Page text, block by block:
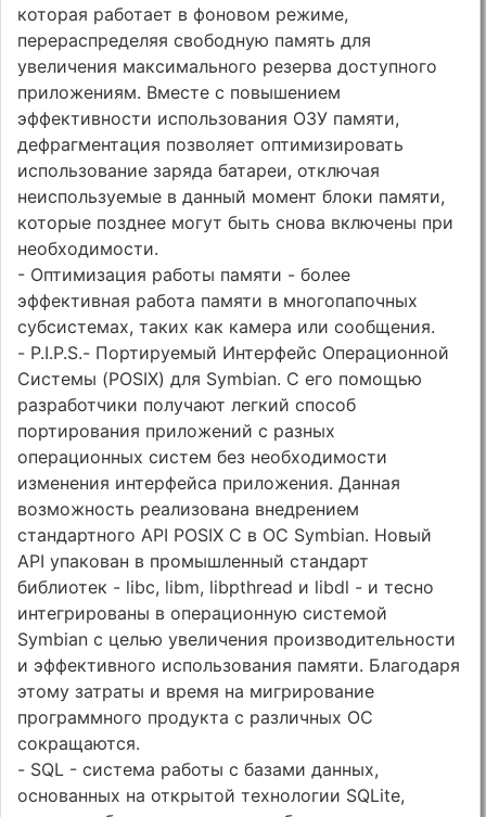
которая работает в фоновом режиме,
перераспределяя свободную память для
увеличения максимального резерва доступного
приложениям. Вместе с повышением
эффективности использования ОЗУ памяти,
дефрагментация позволяет оптимизировать
использование заряда батареи, отключая
неиспользуемые в данный момент блоки памяти,
которые позднее могут быть снова включены при
необходимости.
- Оптимизация работы памяти - более
эффективная работа памяти в многопапочных
субсистемах, таких как камера или сообщения.
- P.I.P.S.- Портируемый Интерфейс Операционной
Системы (POSIX) для Symbian. С его помощью
разработчики получают легкий способ
портирования приложений с разных
операционных систем без необходимости
изменения интерфейса приложения. Данная
возможность реализована внедрением
стандартного API POSIX C в ОС Symbian. Новый
API упакован в промышленный стандарт
библиотек - libc, libm, libpthread и libdl - и тесно
интегрированы в операционную системой
Symbian с целью увеличения производительности
и эффективного использования памяти. Благодаря
этому затраты и время на мигрирование
программного продукта с различных ОС
сокращаются.
- SQL - система работы с базами данных,
основанных на открытой технологии SQLite,